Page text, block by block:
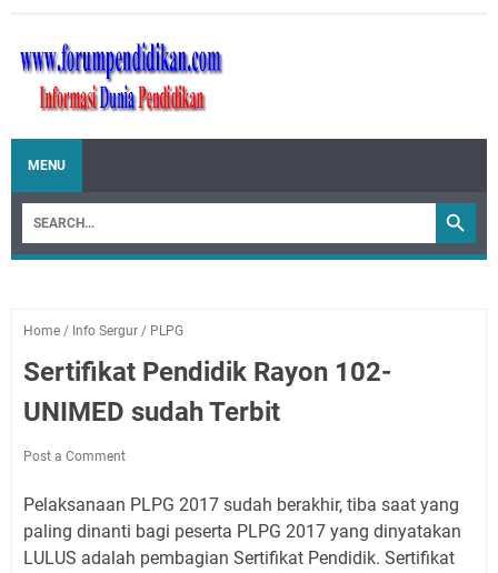
MENU
Home / Info Sergur / PLPG
Sertifikat Pendidik Rayon 102-
UNIMED sudah Terbit
Post a Comment
Pelaksanaan PLPG 2017 sudah berakhir, tiba saat yang
paling dinanti bagi peserta PLPG 2017 yang dinyatakan
LULUS adalah pembagian Sertifikat Pendidik. Sertifikat